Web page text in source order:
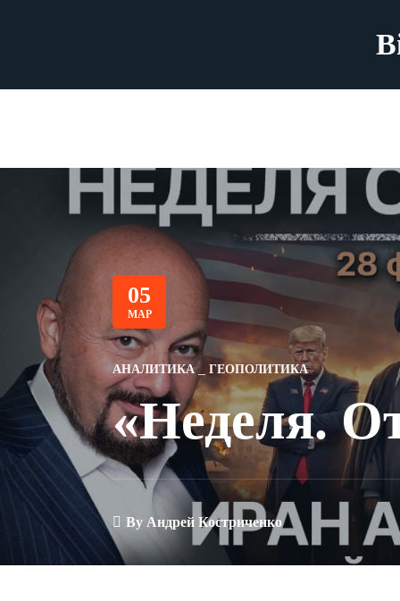
05
МАР
АНАЛИТИКА ГЕОПОЛИТИКА
«Неделя.
By Андрей Костриченко